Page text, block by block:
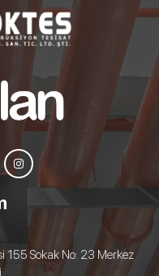
155 Sokak No: 23 Merkez